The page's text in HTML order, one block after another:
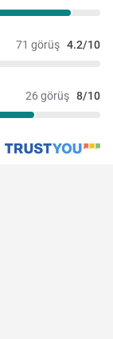
71 görüş 4.2/10
26 görüş 8/10